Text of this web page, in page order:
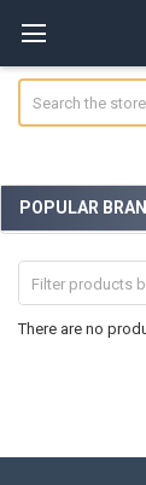
Sidebar
POPULAR
There are no